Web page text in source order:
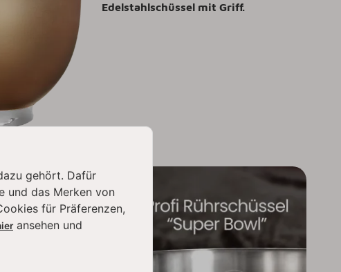
Edelstahlschüssel mit Griff.
gehört. Dafür
und das Merken von
für Präferenzen,
ansehen und